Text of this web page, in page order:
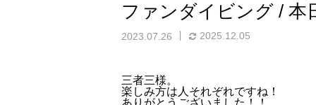
ファンダイビング / 本
2023.07.26 2025.12.05
三者三様。
楽しみ方は人それぞれですね！
ありがとうございました！！